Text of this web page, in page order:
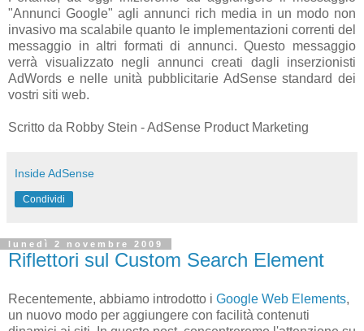
"Annunci Google" agli annunci rich media in un modo non
invasivo ma scalabile quanto le implementazioni correnti del
messaggio in altri formati di annunci. Questo messaggio
verrà visualizzato negli annunci creati dagli inserzionisti
AdWords e nelle unità pubblicitarie AdSense standard dei
vostri siti web.
Scritto da Robby Stein - AdSense Product Marketing
Inside AdSense
Condividi
lunedì 2 novembre 2009
Riflettori sul Custom Search Element
Recentemente, abbiamo introdotto i Google Web Elements,
un nuovo modo per aggiungere con facilità contenuti